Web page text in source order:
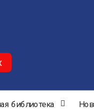
библиотека